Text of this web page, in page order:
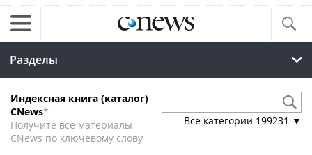
Разделы
Индексная книга (каталог)
CNews*
Получите все материалы
CNews по ключевому слову
Все категории 199231 ▼